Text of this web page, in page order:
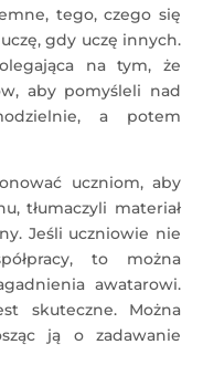
tego, czego się
gdy uczę innych.
na tym, że
aby pomyśleli nad
a potem
uczniom, aby
tłumaczyli materiał
Jeśli uczniowie nie
to można
awatarowi.
skuteczne. Można
ją o zadawanie